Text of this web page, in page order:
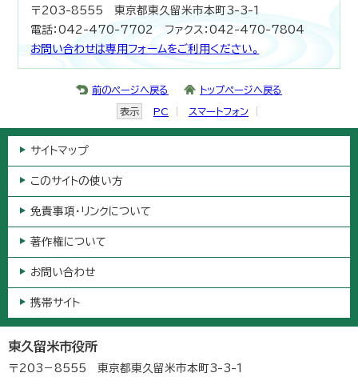
〒203-8555 東京都東久留米市本町3-3-1
電話：042-470-7702 ファクス：042-470-7804
お問い合わせは専用フォームをご利用ください。
前のページへ戻る トップページへ戻る
表示 PC スマートフォン
サイトマップ
このサイトの使い方
免責事項・リンクについて
著作権について
お問い合わせ
携帯サイト
東久留米市役所
〒203－8555 東京都東久留米市本町3-3-1